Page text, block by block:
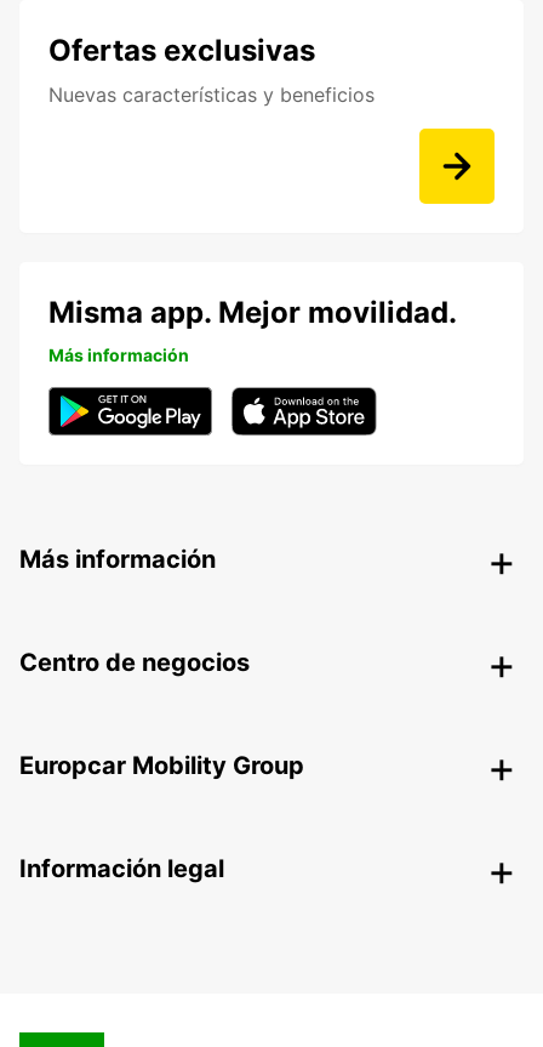
Ofertas exclusivas
Nuevas características y beneficios
Misma app. Mejor movilidad.
Más información
Más información
Centro de negocios
Europcar Mobility Group
Información legal